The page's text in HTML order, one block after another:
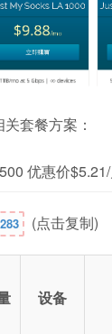
套餐方案：
优惠价$5.21/
(点击复制)
设备